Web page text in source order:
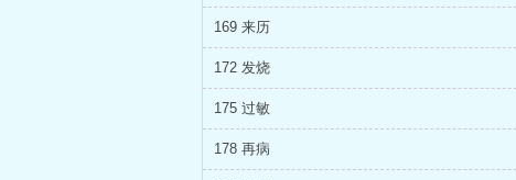
169 来历
172 发烧
175 过敏
178 再病